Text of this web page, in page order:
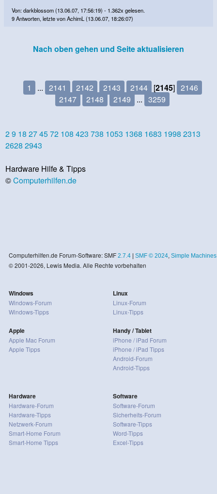
Von: darkblossom (13.06.07, 17:56:19) - 1.362x gelesen.
9 Antworten, letzte von AchimL (13.06.07, 18:26:07)
Nach oben gehen und Seite aktualisieren
1 ... 2141 2142 2143 2144 [2145] 2146
2147
2148 2149 ... 3259
29 18 274572 108 423 738 1053 1368 1683 1998 2313
2628 2943
Hardware Hilfe & Tipps
©Computerhilfen.de
Computerhilfen.de Forum-Software: SMF 2.7.4| SMF © 2024, Simple Machines
© 2001-2026, Lewis Media. Alle Rechte vorbehalten
Windows
Windows-Forum
Windows-Tipps
Apple
Apple Mac Forum
Apple Tipps
Linux
Linux-Forum
Linux-Tipps
Handy / Tablet
iPhone / iPad Forum
iPhone / iPad Tipps
Android-Forum
Android-Tipps
Hardware
Hardware-Forum
Hardware-Tipps
Netzwerk-Forum
Smart-Home Forum
Smart-Home Tipps
Software
Software-Forum
Sicherheits-Forum
Software-Tipps
Word-Tipps
Excel-Tipps